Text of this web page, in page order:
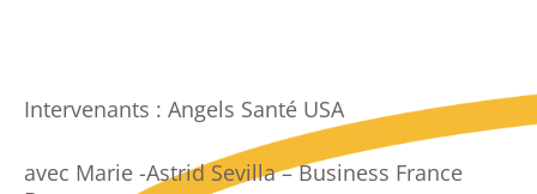
Intervenants : Angels Santé USA
avec Marie -Astrid Sevilla – Business France